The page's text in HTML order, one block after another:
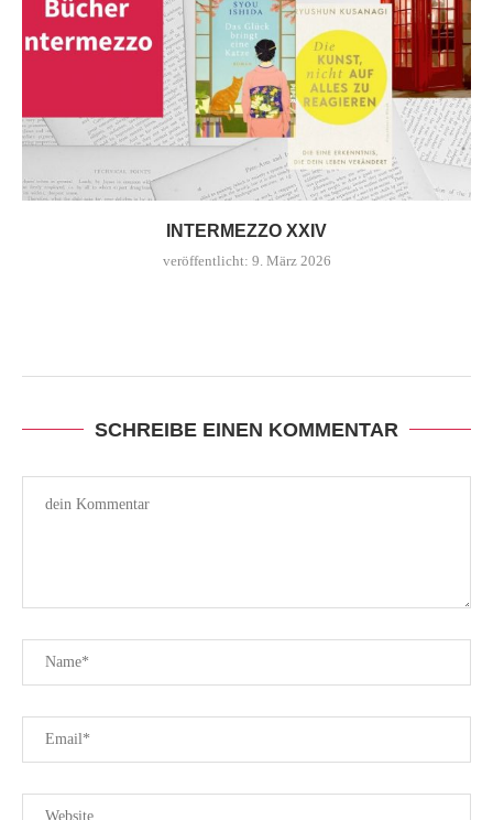
INTERMEZZO XXIV
veröffentlicht: 9. März 2026
SCHREIBE EINEN KOMMENTAR